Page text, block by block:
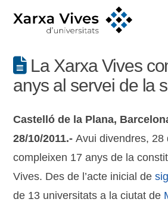
La Xarxa Vives
anys al servei de la
Castelló de la Plana,
28/10/2011.-Avui divendres, 28
compleixen 17 anys de la
Vives. Des de l’acte inicial de
de 13 universitats a la ciutat de